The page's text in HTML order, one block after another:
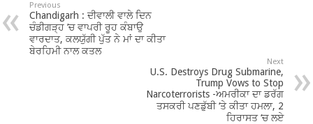
Previous
Chandigarh : ਦੀਵਾਲੀ ਵਾਲੇ ਦਿਨ
ਚੰਡੀਗੜ੍ਹ ’ਚ ਵਾਪਰੀ ਰੂਹ ਕੰਬਾਉ
ਵਾਰਦਾਤ, ਕਲਯੁੱਗੀ ਪੁੱਤ ਨੇ ਮਾਂ ਦਾ ਕੀਤਾ
ਬੇਰਹਿਮੀ ਨਾਲ ਕਤਲ
Next
U.S. Destroys Drug Submarine,
Trump Vows to Stop
Narcoterrorists -ਅਮਰੀਕਾ ਦਾ ਡਰੱਗ
ਤਸਕਰੀ ਪਣਡੁੱਬੀ ‘ਤੇ ਕੀਤਾ ਹਮਲਾ, 2
ਹਿਰਾਸਤ ‘ਚ ਲਏ